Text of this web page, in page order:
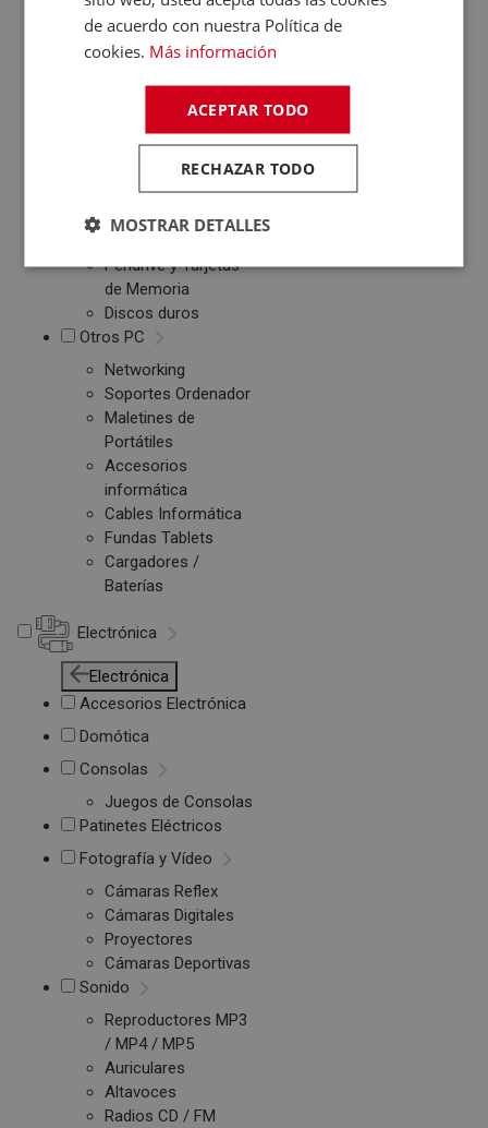
y láser
Multifunción
Cartuchos de tinta y
Ratones
Almacenamiento
Pendrive y Tarjetas
de Memoria
Discos duros
Otros PC
Networking
Soportes Ordenador
Maletines de
Portátiles
Accesorios
informática
Cables Informática
Fundas Tablets
Cargadores /
Baterías
Electrónica
Electrónica
Accesorios Electrónica
Domótica
Consolas
Juegos de Consolas
Patinetes Eléctricos
Fotografía y Vídeo
Cámaras Reflex
Cámaras Digitales
Proyectores
Cámaras Deportivas
Sonido
Reproductores MP3
/ MP4 / MP5
Auriculares
Altavoces
Radios CD / FM
de acuerdo con nuestra Política de
cookies. Más información
ACEPTAR TODO
RECHAZAR TODO
MOSTRAR DETALLES